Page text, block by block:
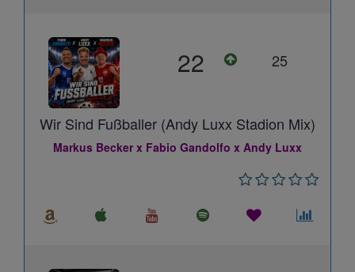
22 25
Wir Sind Fußballer (Andy Luxx Stadion Mix)
Markus Becker x Fabio Gandolfo x Andy Luxx